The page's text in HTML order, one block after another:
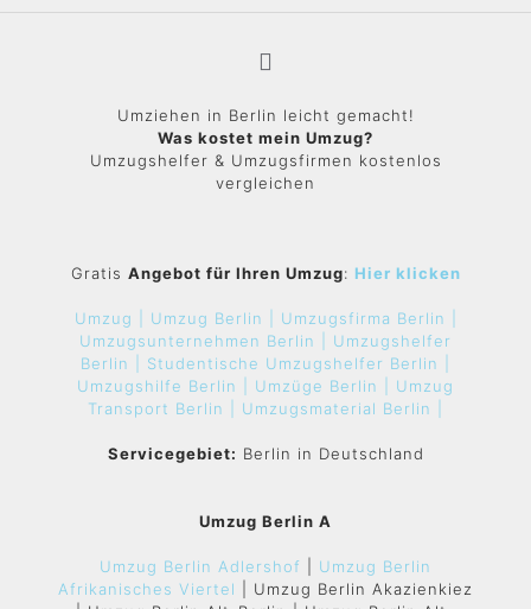
Umziehen in Berlin leicht gemacht!
Was kostet mein Umzug?
Umzugshelfer & Umzugsfirmen kostenlos
vergleichen
Gratis Angebot für Ihren Umzug: Hier klicken
Umzug | Umzug Berlin |
Umzugsfirma Berlin |
Umzugsunternehmen Berlin | Umzugshelfer
Berlin | Studentische Umzugshelfer Berlin |
Umzugshilfe Berlin | Umzüge Berlin | Umzug
Transport Berlin | Umzugsmaterial Berlin |
Servicegebiet: Berlin in Deutschland
Umzug Berlin A
Umzug Berlin Adlershof
Umzug Berlin
Afrikanisches Viertel
| Umzug Berlin Akazienkiez